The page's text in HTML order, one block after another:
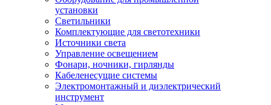
установки
Светильники
Комплектующие для светотехники
Источники света
Управление освещением
Фонари, ночники, гирлянды
Кабеленесущие системы
Электромонтажный и диэлектрический
инструмент